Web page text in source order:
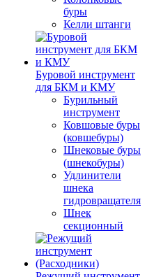
буры
Келли штанги
Буровой инструмент
для БКМ и КМУ
Бурильный
инструмент
Ковшовые буры
(ковшебуры)
Шнековые буры
(шнекобуры)
Удлинители
шнека
гидровращателя
Шнек
секционный